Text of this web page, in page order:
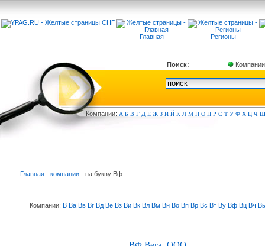
Главная Регионы
Поиск: Компании
Компании: А Б В Г Д Е Ж З И Й К Л М Н О П Р С Т У Ф Х Ц Ч Ш
Главная - компании - на букву Вф
Компании: В Ва Вв Вг Вд Ве Вз Ви Вк Вл Вм Вн Во Вп Вр Вс Вт Ву Вф Вц Вч